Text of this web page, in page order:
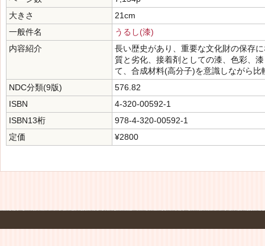
大きさ
21cm
一般件名
うるし(漆)
内容紹介
長い歴史があり、重要な文化財の保存
質と劣化、接着剤としての漆、色彩、
て、合成材料(高分子)を意識しながら比
NDC分類(9版)
576.82
ISBN
4-320-00592-1
ISBN13桁
978-4-320-00592-1
定価
¥2800